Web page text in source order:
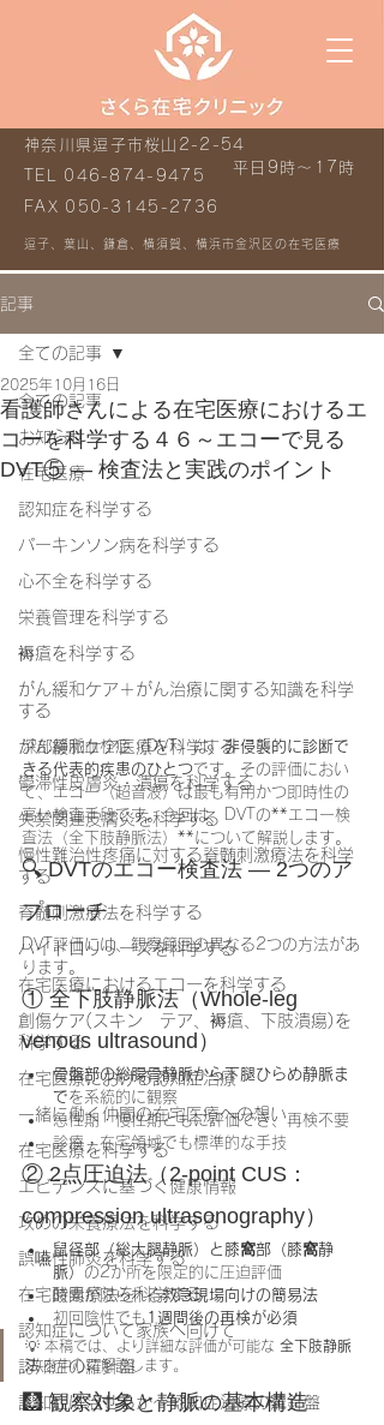
平日9時～17時
神奈川県逗子市桜山2-2-54
TEL 046-874-9475
FAX 050-3145-2736
逗子、葉山、鎌倉、横須賀、横浜市金沢区の在宅医療
記事
全ての記事
お知らせ
在宅医療
認知症を科学する
パーキンソン病を科学する
心不全を科学する
栄養管理を科学する
褥瘡を科学する
がん緩和ケア＋がん治療に関する知識を科学
する
がん緩和ケア医療を科学する
鬱滞性皮膚炎・潰瘍を科学する
失禁関連皮膚炎を科学する
慢性難治性疼痛に対する脊髄刺激療法を科学
する
脊髄刺激療法を科学する
ハイドロリリースを科学する
在宅医療におけるエコーを科学する
創傷ケア(スキン テア、褥瘡、下肢潰瘍)を
科学する
在宅医療における認知症治療
一緒に働く仲間の在宅医療への想い
在宅医療を科学する
エビデンスに基づく健康情報
攻めの栄養療法を科学する
誤嚥性肺炎を科学する
在宅酸素療法を科学する
認知症について家族へ向けて
認知症の羅針盤
認知症は治せるか～認知症治療の羅針盤
全ての記事
看護師さんによる在宅医療におけるエ
コーを科学する４６～エコーで見る
DVT⑤ ― 検査法と実践のポイント
2025年10月16日
深部静脈血栓症（DVT）は、非侵襲的に診断で
きる代表的疾患のひとつです。その評価におい
て、エコー（超音波）は最も有用かつ即時性の
高い検査手段です。今回は、DVTの**エコー検
査法（全下肢静脈法）**について解説します。
🔍 DVTのエコー検査法 ― 2つのア
プローチ
DVT評価には、観察範囲の異なる2つの方法があ
ります。
① 全下肢静脈法（Whole-leg
venous ultrasound）
骨盤部の総腸骨静脈から下腿ひらめ静脈ま
でを系統的に観察
急性期・慢性期ともに評価でき、再検不要
診療・在宅領域でも標準的な手技
② 2点圧迫法（2-point CUS：
compression ultrasonography）
鼠径部（総大腿静脈）と膝窩部（膝窩静
脈） の2か所を限定的に圧迫評価
時間が限られる救急現場向けの簡易法
初回陰性でも 1週間後の再検が必須
💡 本稿では、より詳細な評価が可能な 全下肢静脈
法 を中心に解説します。
🩻 観察対象と静脈の基本構造